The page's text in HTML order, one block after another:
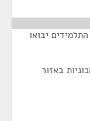
מהרמזור; התלמידים יבואו
באזור